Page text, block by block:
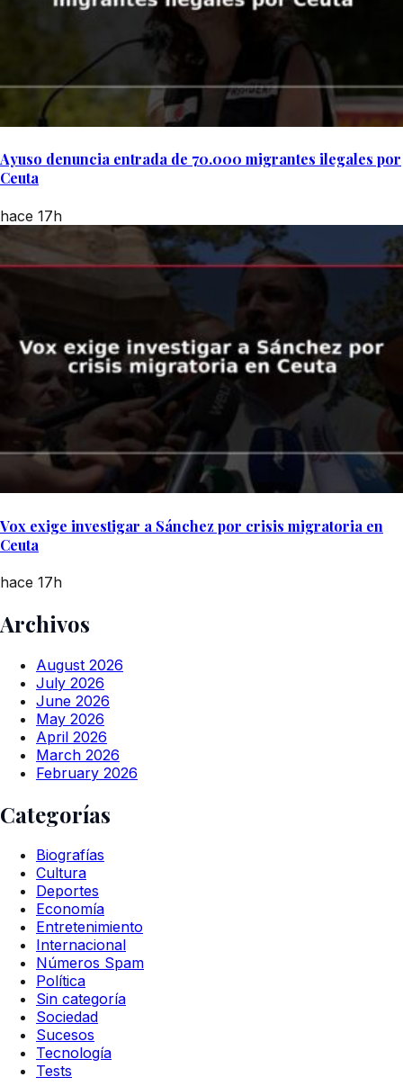
Ayuso denuncia entrada de 70.000 migrantes ilegales por
Ceuta
hace 17h
Vox exige investigar a Sánchez por crisis migratoria en
Ceuta
hace 17h
Archivos
August 2026
July 2026
June 2026
May 2026
April 2026
March 2026
February 2026
Categorías
Biografías
Cultura
Deportes
Economía
Entretenimiento
Internacional
Números Spam
Política
Sin categoría
Sociedad
Sucesos
Tecnología
Tests